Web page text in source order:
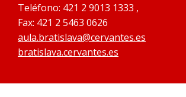
Teléfono: 421 2 9013 1333 ,
Fax: 421 2 5463 0626
aula.bratislava@cervantes.es
bratislava.cervantes.es